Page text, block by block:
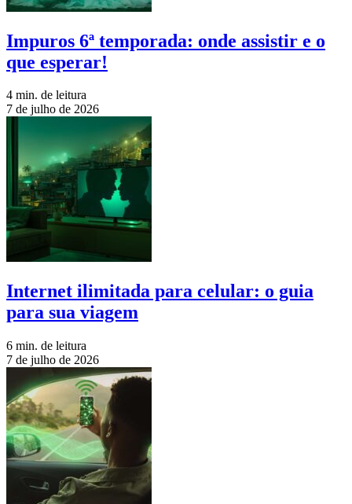
Impuros 6ª temporada: onde assistir e o
que esperar!
4 min. de leitura
7 de julho de 2026
Internet ilimitada para celular: o guia
para sua viagem
6 min. de leitura
7 de julho de 2026